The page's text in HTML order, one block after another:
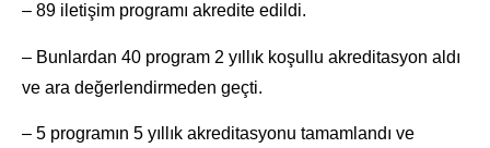
– 89 iletişim programı akredite edildi.
– Bunlardan 40 program 2 yıllık koşullu akreditasyon aldı
ve ara değerlendirmeden geçti.
– 5 programın 5 yıllık akreditasyonu tamamlandı ve